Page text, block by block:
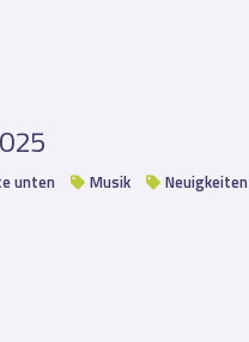
unten Musik Neuigkeiten